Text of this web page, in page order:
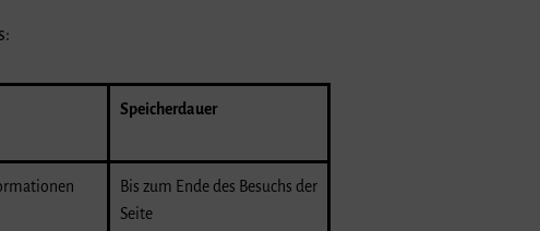
Speicherdauer
Bis zum Ende des Besuchs der
Seite